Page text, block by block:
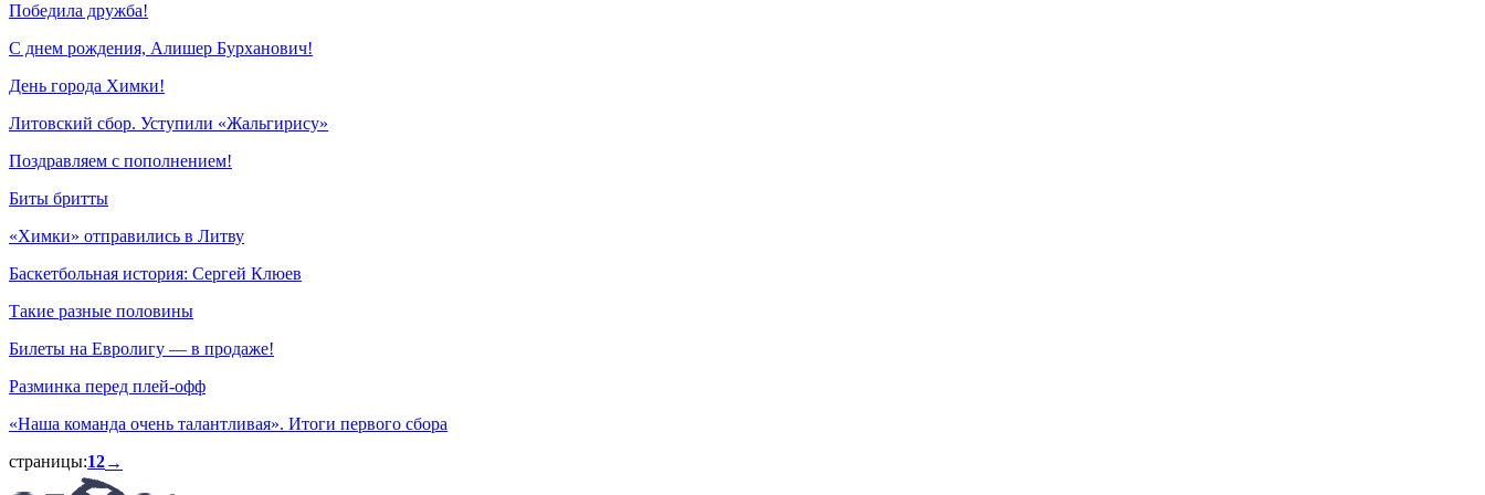
Победила дружба!
С днем рождения, Алишер Бурханович!
День города Химки!
Литовский сбор. Уступили «Жальгирису»
Поздравляем с пополнением!
Биты бритты
«Химки» отправились в Литву
Баскетбольная история: Сергей Клюев
Такие разные половины
Билеты на Евролигу — в продаже!
Разминка перед плей-офф
«Наша команда очень талантливая». Итоги первого сбора
страницы:12→